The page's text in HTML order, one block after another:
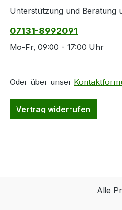
Unterstützung und Beratung
07131-8992091
Mo-Fr, 09:00 - 17:00 Uhr
Oder über unser
Vertrag widerrufen
Alle